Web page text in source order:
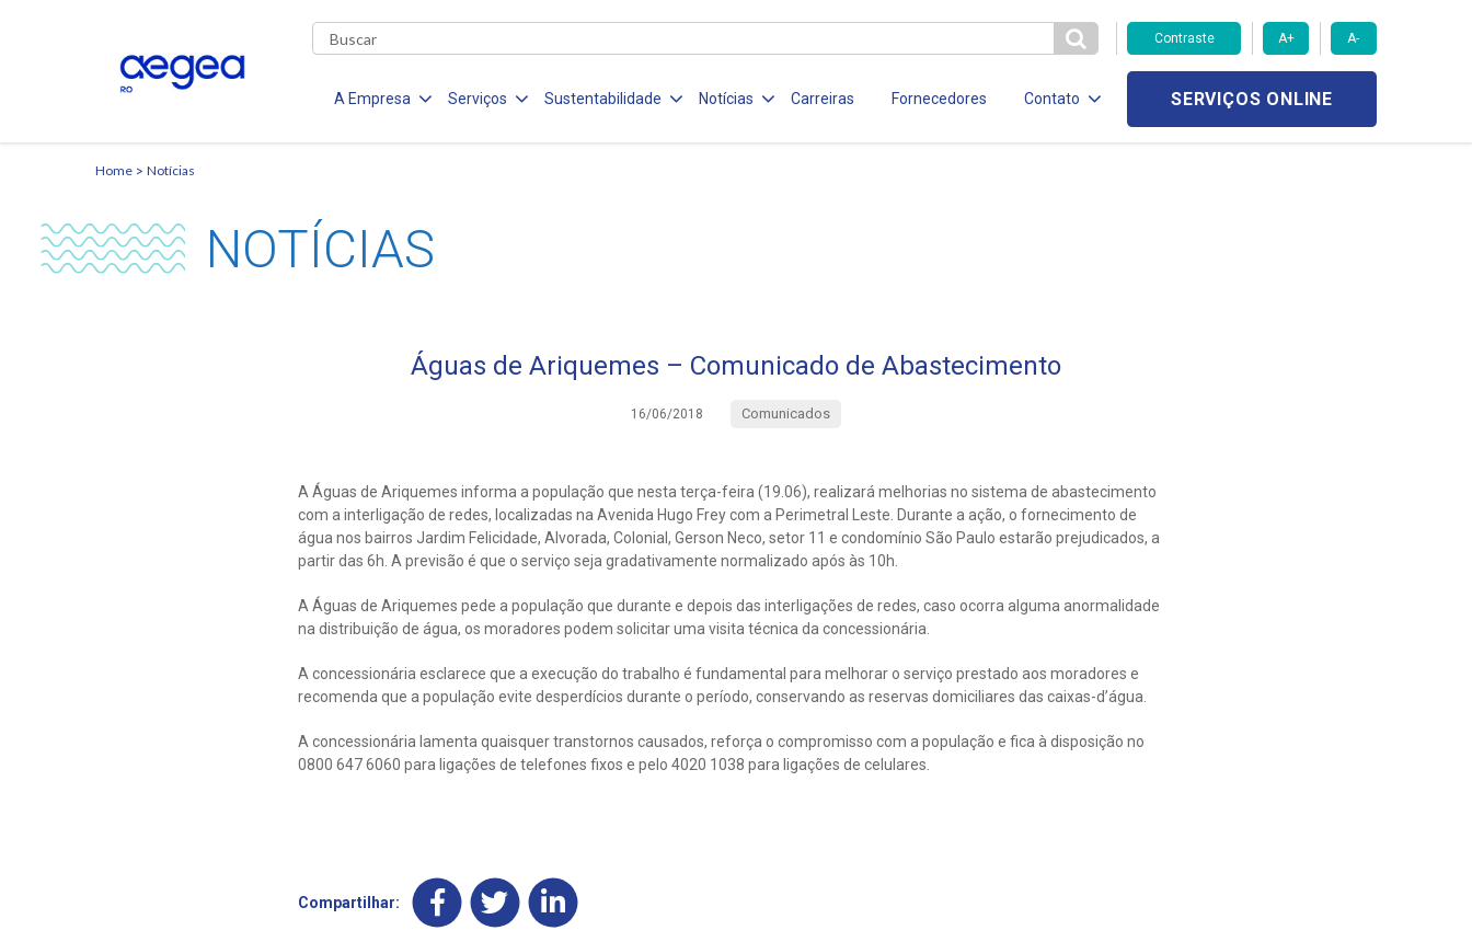
Contraste A+ A-
A Empresa Serviços Sustentabilidade Notícias Carreiras Fornecedores Contato SERVIÇOS ONLINE
Home Notícias
NOTÍCIAS
Águas de Ariquemes – Comunicado de Abastecimento
16/06/2018 Comunicados
A Águas de Ariquemes informa a população que nesta terça-feira (19.06), realizará melhorias no sistema de abastecimento
com a interligação de redes, localizadas na Avenida Hugo Frey com a Perimetral Leste. Durante a ação, o fornecimento de
água nos bairros Jardim Felicidade, Alvorada, Colonial, Gerson Neco, setor 11 e condomínio São Paulo estarão prejudicados, a
partir das 6h. A previsão é que o serviço seja gradativamente normalizado após às 10h.
A Águas de Ariquemes pede a população que durante e depois das interligações de redes, caso ocorra alguma anormalidade
na distribuição de água, os moradores podem solicitar uma visita técnica da concessionária.
A concessionária esclarece que a execução do trabalho é fundamental para melhorar o serviço prestado aos moradores e
recomenda que a população evite desperdícios durante o período, conservando as reservas domiciliares das caixas-d’água.
A concessionária lamenta quaisquer transtornos causados, reforça o compromisso com a população e fica à disposição no
0800 647 6060 para ligações de telefones fixos e pelo 4020 1038 para ligações de celulares.
Compartilhar: